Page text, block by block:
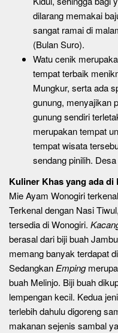
dilarang memakai
sangat ramai di
(Bulan Suro).
Watu cenik
tempat terbaik
Mungkur, serta ada
gunung, menyajikan
gunung sendiri
merupakan tempat
tempat wisata
sendang pinilih.
Kuliner Khas yang ada
Mie Ayam Wonogiri
Terkenal dengan Nasi
tersedia di Wonogiri.
berasal dari biji buah
memang banyak terdapat
Sedangkan Emping
buah Melinjo. Biji buah
lempengan kecil. Kedua
terlebih dahulu digoreng
makanan sejenis sambal